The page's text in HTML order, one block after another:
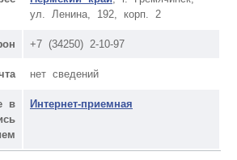
ул. Ленина, 192, корп. 2
+7 (34250) 2-10-97
нет сведений
в
Интернет-приемная